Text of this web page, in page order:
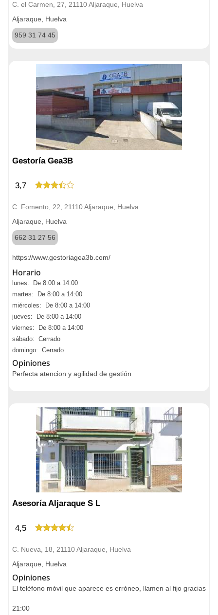
C. el Carmen, 27, 21110 Aljaraque, Huelva
Aljaraque, Huelva
959 31 74 45
Gestoría Gea3B
3,7
C. Fomento, 22, 21110 Aljaraque, Huelva
Aljaraque, Huelva
662 31 27 56
https://www.gestoriagea3b.com/
Horario
lunes: De 8:00 a 14:00
martes: De 8:00 a 14:00
miércoles: De 8:00 a 14:00
jueves: De 8:00 a 14:00
viernes: De 8:00 a 14:00
sábado: Cerrado
domingo: Cerrado
Opiniones
Perfecta atencion y agilidad de gestión
Asesoría Aljaraque S L
4,5
C. Nueva, 18, 21110 Aljaraque, Huelva
Aljaraque, Huelva
Opiniones
El teléfono móvil que aparece es erróneo, llamen al fijo gracias
21:00